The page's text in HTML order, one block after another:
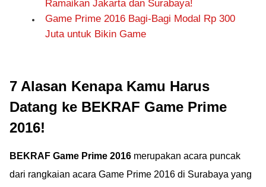
Ramaikan Jakarta dan Surabaya!
Game Prime 2016 Bagi-Bagi Modal Rp 300
Juta untuk Bikin Game
7 Alasan Kenapa Kamu Harus
Datang ke BEKRAF Game Prime
2016!
BEKRAF Game Prime 2016 merupakan acara puncak
dari rangkaian acara Game Prime 2016 di Surabaya yang